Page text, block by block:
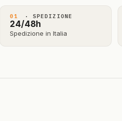
01 · SPEDIZIONE
24/48h
Spedizione in Italia